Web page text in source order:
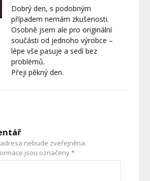
Dobrý den, s podobným
případem nemám zkušenosti.
Osobně jsem ale pro originální
součásti od jednoho výrobce –
lépe vše pasuje a sedí bez
problémů.
Přeji pěkný den.
nebude zveřejněna.
jsou označeny*